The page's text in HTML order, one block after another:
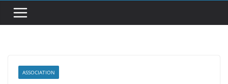
ASSOCIATION